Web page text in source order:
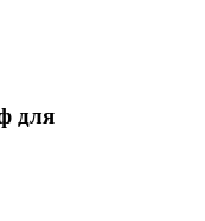
для